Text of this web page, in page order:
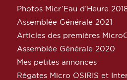
Photos Micr’Eau d’Heure
Assemblée Générale 2021
Articles des premières
Assemblée Générale 2020
Mes petites annonces
Régates Micro OSIRIS et